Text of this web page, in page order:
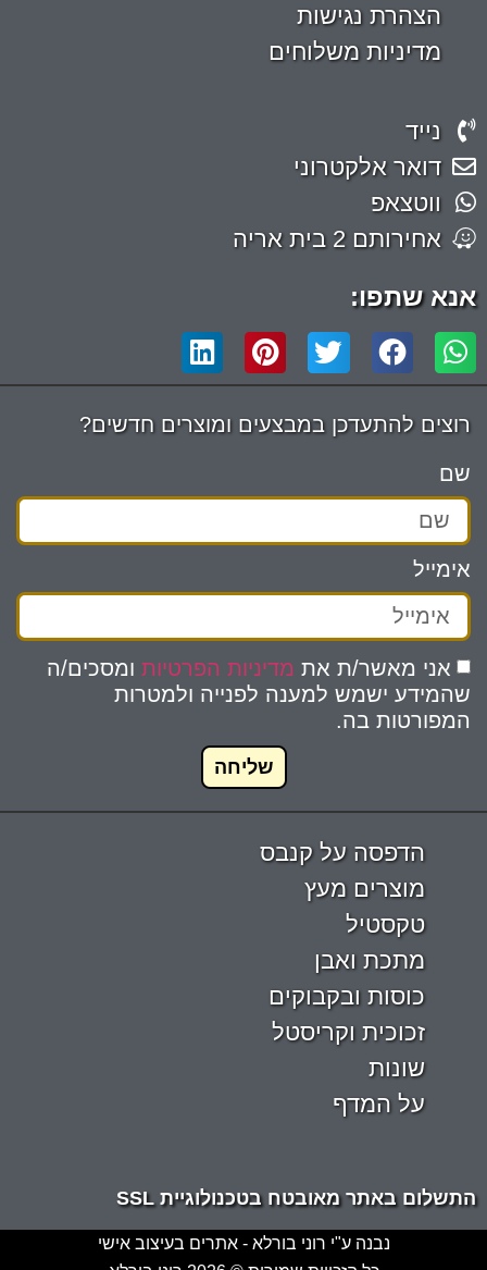
הצהרת נגישות
מדיניות משלוחים
נייד
דואר אלקטרוני
ווטצאפ
אחירותם 2 בית אריה
אנא שתפו:
רוצים להתעדכן במבצעים ומוצרים חדשים?
שם
אימייל
אני מאשר/ת את מדיניות הפרטיות ומסכים/ה
שהמידע ישמש למענה לפנייה ולמטרות
המפורטות בה.
שליחה
הדפסה על קנבס
מוצרים מעץ
טקסטיל
מתכת ואבן
כוסות ובקבוקים
זכוכית וקריסטל
שונות
על המדף
התשלום באתר מאובטח בטכנולוגיית SSL
נבנה ע"י רוני בורלא - אתרים בעיצוב אישי